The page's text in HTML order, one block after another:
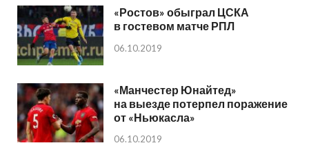
«Ростов» обыграл ЦСКА
в гостевом матче РПЛ
06.10.2019
«Манчестер Юнайтед»
на выезде потерпел поражение
от «Ньюкасла»
06.10.2019